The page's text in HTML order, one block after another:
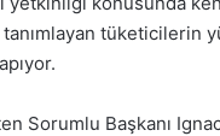
tüketicilerin
Sorumlu Başkanı